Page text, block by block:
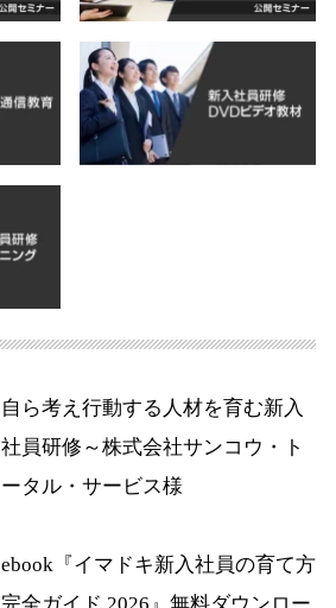
自ら考え行動する人材を育む新入
社員研修～株式会社サンコウ・ト
ータル・サービス様
ebook『イマドキ新入社員の育て方